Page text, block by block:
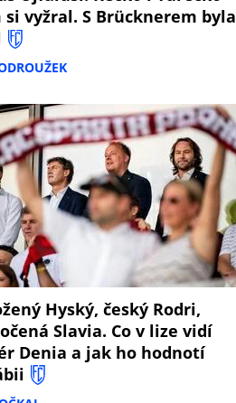
si vyžral. S Brücknerem byla
Hyský, český Rodri,
Slavia. Co v lize vidí
Denia a jak ho hodnotí
8